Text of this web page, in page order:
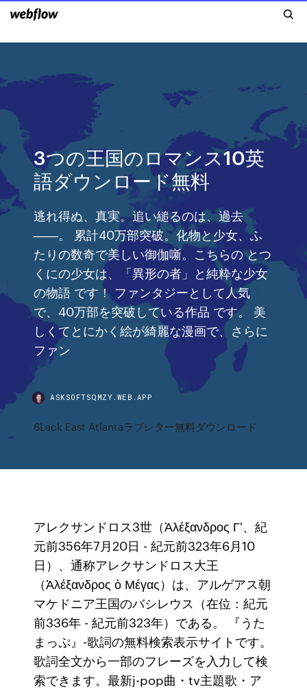
3つの王国のロマンス10英
語ダウンロード無料
逃れ得ぬ、真実。追い縋るのは、過去
――。 累計40万部突破。化物と少女、ふ
たりの数奇で美しい御伽噺。こちらの とつ
くにの少女は、「異形の者」と純粋な少女
の物語 です！ ファンタジーとして人気
で、40万部を突破している作品 です。 美
しくてとにかく絵が綺麗な漫画で、さらに
ファン
ASKSOFTSQMZY.WEB.APP
6Lack East Atlantaラブレター無料ダウンロード
アレクサンドロス3世（Ἀλέξανδρος Γ'、紀
元前356年7月20日 - 紀元前323年6月10
日）、通称アレクサンドロス大王
（Ἀλέξανδρος ὁ Μέγας）は、アルゲアス朝
マケドニア王国のバシレウス（在位：紀元
前336年 - 紀元前323年）である。 『うた
まっぷ』-歌詞の無料検索表示サイトです。
歌詞全文から一部のフレーズを入力して検
索できます。最新j-pop曲・tv主題歌・ア